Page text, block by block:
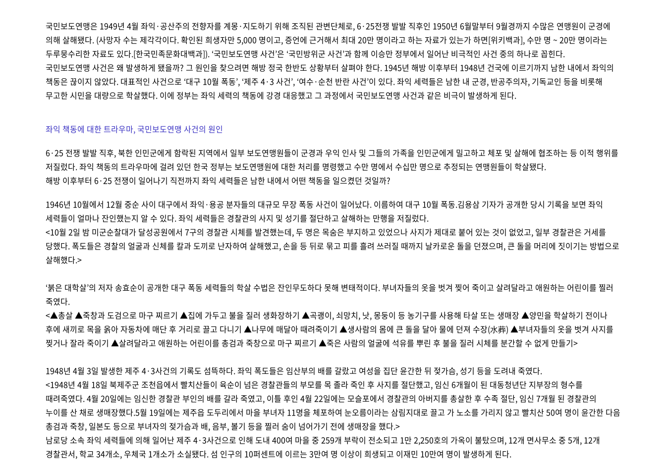
국민보도연맹은 1949년 4월 좌익·공산주의 전향자를 계몽·지도하기 위해 조직된 관변단체로, 6·25전쟁 발발 직후인 1950년 6월말부터 9월경까지 수많은 연맹원이 군경에
의해 살해됐다. (사망자 수는 제각각이다. 확인된 희생자만 5,000 명이고, 증언에 근거해서 최대 20만 명이라고 하는 자료가 있는가 하면[위키백과], 수만 명 ~ 20만 명이라는
두루뭉수리한 자료도 있다.[한국민족문화대백과]). ‘국민보도연맹 사건’은 ‘국민방위군 사건’과 함께 이승만 정부에서 일어난 비극적인 사건 중의 하나로 꼽힌다.
국민보도연맹 사건은 왜 발생하게 됐을까? 그 원인을 찾으려면 해방 정국 한반도 상황부터 살펴야 한다. 1945년 해방 이후부터 1948년 건국에 이르기까지 남한 내에서 좌익의
책동은 끊이지 않았다. 대표적인 사건으로 ‘대구 10월 폭동’, ‘제주 4·3 사건’, ‘여수·순천 반란 사건’이 있다. 좌익 세력들은 남한 내 군경, 반공주의자, 기독교인 등을 비롯해
무고한 시민을 대량으로 학살했다. 이에 정부는 좌익 세력의 책동에 강경 대응했고 그 과정에서 국민보도연맹 사건과 같은 비극이 발생하게 된다.
좌익 책동에 대한 트라우마, 국민보도연맹 사건의 원인
6·25 전쟁 발발 직후, 북한 인민군에게 함락된 지역에서 일부 보도연맹원들이 군경과 우익 인사 및 그들의 가족을 인민군에게 밀고하고 체포 및 살해에 협조하는 등 이적 행위를
저질렀다. 좌익 책동의 트라우마에 걸려 있던 한국 정부는 보도연맹원에 대한 처리를 명령했고 수만 명에서 수십만 명으로 추정되는 연맹원들이 학살됐다.
해방 이후부터 6·25 전쟁이 일어나기 직전까지 좌익 세력들은 남한 내에서 어떤 책동을 일으켰던 것일까?
1946년 10월에서 12월 중순 사이 대구에서 좌익·용공 분자들의 대규모 무장 폭동 사건이 일어났다. 이름하여 대구 10월 폭동.김용삼 기자가 공개한 당시 기록을 보면 좌익
세력들이 얼마나 잔인했는지 알 수 있다. 좌익 세력들은 경찰관의 사지 및 성기를 절단하고 살해하는 만행을 저질렀다.
<10월 2일 밤 미군순찰대가 달성공원에서 7구의 경찰관 시체를 발견했는데, 두 명은 목숨은 부지하고 있었으나 사지가 제대로 붙어 있는 것이 없었고, 일부 경찰관은 거세를
당했다. 폭도들은 경찰의 얼굴과 신체를 칼과 도끼로 난자하여 살해했고, 손을 등 뒤로 묶고 피를 흘려 쓰러질 때까지 날카로운 돌을 던졌으며, 큰 돌을 머리에 짓이기는 방법으로
살해했다.>
‘붉은 대학살’의 저자 송효순이 공개한 대구 폭동 세력들의 학살 수법은 잔인무도하다 못해 변태적이다. 부녀자들의 옷을 벗겨 찢어 죽이고 살려달라고 애원하는 어린이를 찔러
죽였다.
<▲총살 ▲죽창과 도검으로 마구 찌르기 ▲집에 가두고 불을 질러 생화장하기 ▲곡괭이, 쇠망치, 낫, 몽둥이 등 농기구를 사용해 타살 또는 생매장 ▲양민을 학살하기 전이나
후에 새끼로 목을 옭아 자동차에 매단 후 거리로 끌고 다니기 ▲나무에 매달아 때려죽이기 ▲생사람의 몸에 큰 돌을 달아 물에 던져 수장(水葬) ▲부녀자들의 옷을 벗겨 사지를
찢거나 잘라 죽이기 ▲살려달라고 애원하는 어린이를 총검과 죽창으로 마구 찌르기 ▲죽은 사람의 얼굴에 석유를 뿌린 후 불을 질러 시체를 분간할 수 없게 만들기>
1948년 4월 3일 발생한 제주 4·3사건의 기록도 섬뜩하다. 좌익 폭도들은 임산부의 배를 갈랐고 여성을 집단 윤간한 뒤 젖가슴, 성기 등을 도려내 죽였다.
<1948년 4월 18일 북제주군 조천읍에서 빨치산들이 육순이 넘은 경찰관들의 부모를 목 졸라 죽인 후 사지를 절단했고, 임신 6개월이 된 대동청년단 지부장의 형수를
때려죽였다. 4월 20일에는 임신한 경찰관 부인의 배를 갈라 죽였고, 이틀 후인 4월 22일에는 모슬포에서 경찰관의 아버지를 총살한 후 수족 절단, 임신 7개월 된 경찰관의
누이를 산 채로 생매장했다.5월 19일에는 제주읍 도두리에서 마을 부녀자 11명을 체포하여 눈오름이라는 삼림지대로 끌고 가 노소를 가리지 않고 빨치산 50여 명이 윤간한 다음
총검과 죽창, 일본도 등으로 부녀자의 젖가슴과 배, 음부, 볼기 등을 찔러 숨이 넘어가기 전에 생매장을 했다.>
남로당 소속 좌익 세력들에 의해 일어난 제주 4·3사건으로 인해 도내 400여 마을 중 259개 부락이 전소되고 1만 2,250호의 가옥이 불탔으며, 12개 면사무소 중 5개, 12개
경찰관서, 학교 34개소, 우체국 1개소가 소실됐다. 섬 인구의 10퍼센트에 이르는 3만여 명 이상이 희생되고 이재민 10만여 명이 발생하게 된다.